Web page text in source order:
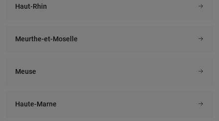
Haut-Rhin
Meurthe-et-Moselle
Meuse
Haute-Marne